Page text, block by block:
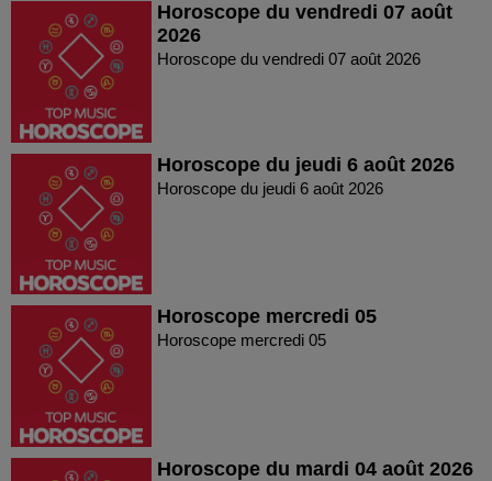
Horoscope du vendredi 07 août
2026
Horoscope du vendredi 07 août 2026
Horoscope du jeudi 6 août 2026
Horoscope du jeudi 6 août 2026
Horoscope mercredi 05
Horoscope mercredi 05
Horoscope du mardi 04 août 2026